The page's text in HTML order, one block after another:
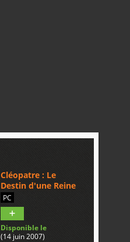
Cléopatre : Le
Destin d'une Reine
PC
Disponible le
(14 juin 2007)